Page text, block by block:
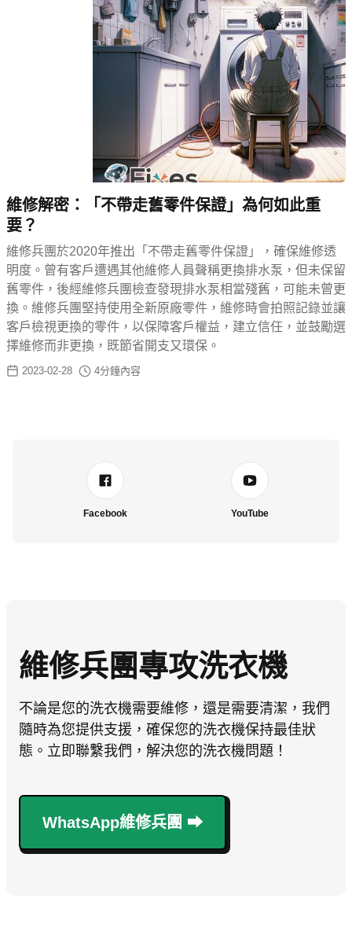
維修解密：「不帶走舊零件保證」為何如此重
要？
維修兵團於2020年推出「不帶走舊零件保證」，確保維修透
明度。曾有客戶遭遇其他維修人員聲稱更換排水泵，但未保留
舊零件，後經維修兵團檢查發現排水泵相當殘舊，可能未曾更
換。維修兵團堅持使用全新原廠零件，維修時會拍照記錄並讓
客戶檢視更換的零件，以保障客戶權益，建立信任，並鼓勵選
擇維修而非更換，既節省開支又環保。
2023-02-28 4分鐘內容
Facebook YouTube
維修兵團專攻洗衣機
不論是您的洗衣機需要維修，還是需要清潔，我們
隨時為您提供支援，確保您的洗衣機保持最佳狀
態。立即聯繫我們，解決您的洗衣機問題！
WhatsApp維修兵團 ⮕